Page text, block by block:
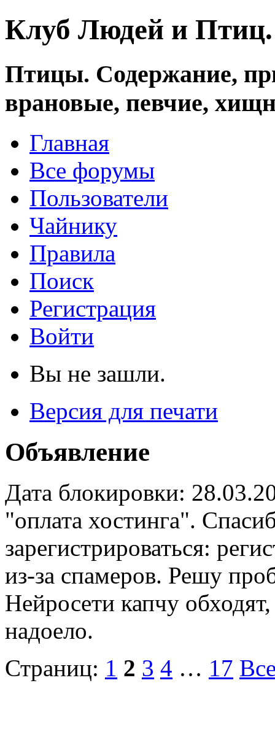
Клуб Людей и
Птицы. Содержание,
врановые, певчие,
Главная
Все форумы
Пользователи
Чайнику
Правила
Поиск
Регистрация
Войти
Вы не зашли.
Версия для печати
Объявление
Дата блокировки:
"оплата хостинга".
зарегистрироваться:
из-за спамеров. Решу
Нейросети капчу
надоело.
Страниц: 1 2 3 4 … 17